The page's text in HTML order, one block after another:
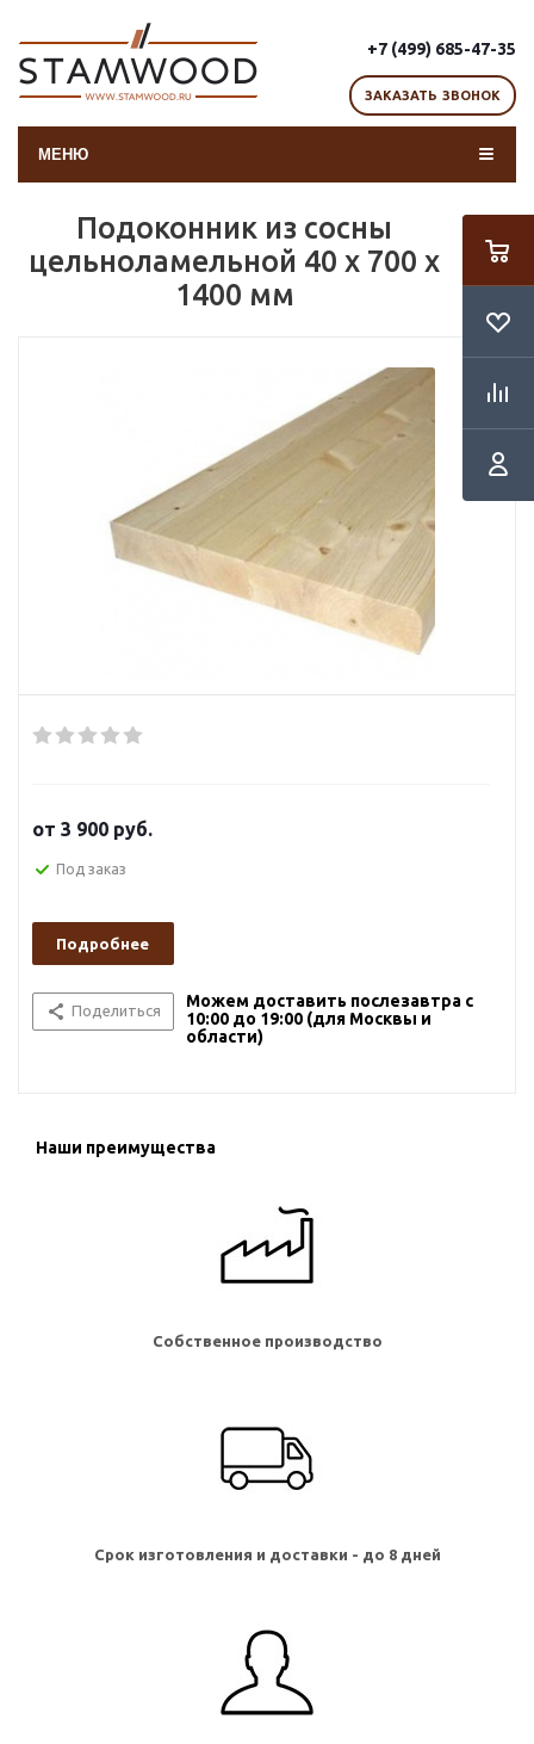
+7 (499) 685-47-35
ЗАКАЗАТЬ ЗВОНОК
МЕНЮ
Подоконник из сосны
цельноламельной 40 x 700 x
1400 мм
от 3 900 руб.
Под заказ
Подробнее
Поделиться
Можем доставить послезавтра с
10:00 до 19:00 (для Москвы и
области)
Наши преимущества
Собственное производство
Срок изготовления и доставки - до 8 дней